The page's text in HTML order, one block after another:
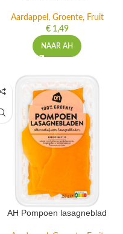
Aardappel, Groente, Fruit
€1,49
NAAR AH
AH Pompoen lasagneblad